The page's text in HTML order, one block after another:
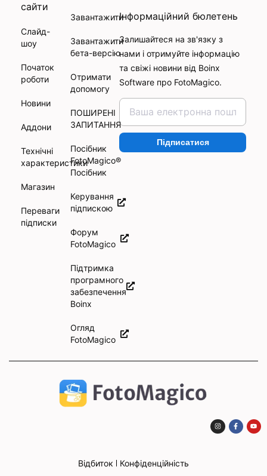
сайти
Слайд-
шоу
Початок
роботи
Новини
Аддони
Технічні
характеристики
Магазин
Переваги
підписки
Завантажити
Завантажити
бета-версію
Отримати
допомогу
ПОШИРЕНІ
ЗАПИТАННЯ
Посібник
FotoMagico®
Посібник
Керування
підпискою
Форум
FotoMagico
Підтримка
програмного
забезпечення
Boinx
Огляд
FotoMagico
Інформаційний бюлетень
Залишайтеся на зв'язку з
нами і отримуйте інформацію
та свіжі новини від Boinx
Software про FotoMagico.
Підписатися
Відбиток
Конфіденційність